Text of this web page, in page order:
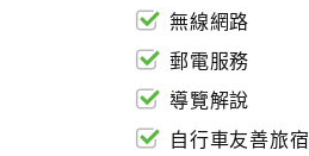
無線網路
郵電服務
導覽解說
自行車友善旅宿